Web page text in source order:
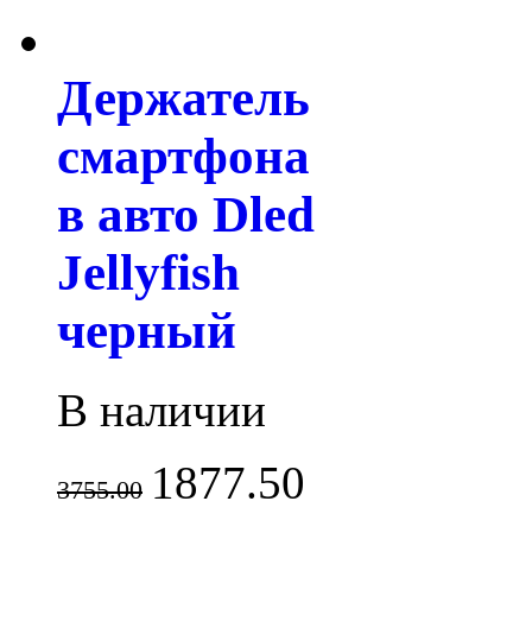
Держатель
смартфона
в авто Dled
Jellyfish
черный
В наличии
3755.00 1877.50